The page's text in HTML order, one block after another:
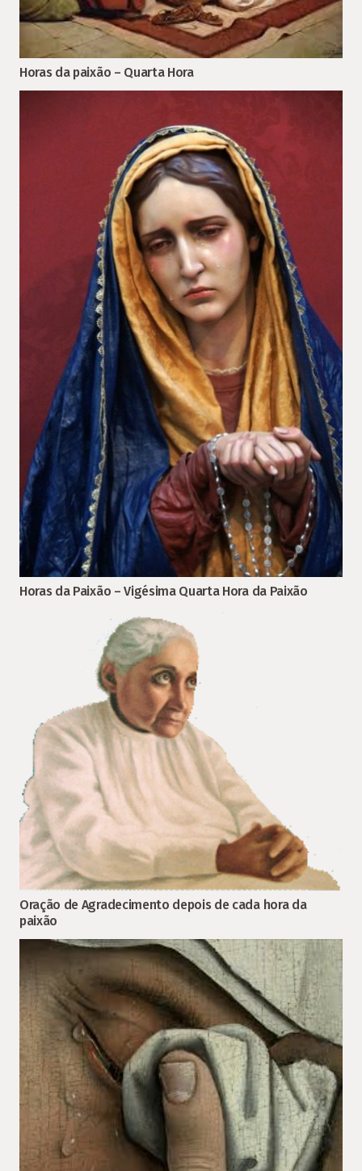
Horas da paixão – Quarta Hora
Horas da Paixão – Vigésima Quarta Hora da Paixão
Oração de Agradecimento depois de cada hora da
paixão